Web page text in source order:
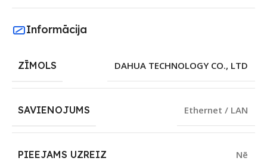
Informācija
ZĪMOLS DAHUA TECHNOLOGY CO., LTD
SAVIENOJUMS Ethernet / LAN
PIEEJAMS UZREIZ Nē